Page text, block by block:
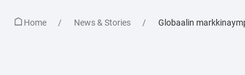
Home News & Stories Globaalin